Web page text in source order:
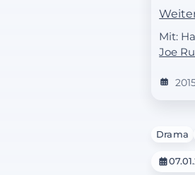
Mit:
Joe
Drama